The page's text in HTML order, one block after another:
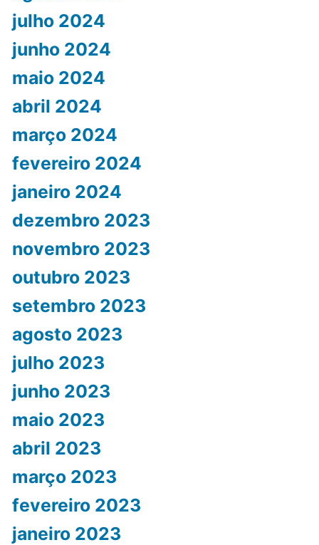
julho 2024
junho 2024
maio 2024
abril 2024
março 2024
fevereiro 2024
janeiro 2024
dezembro 2023
novembro 2023
outubro 2023
setembro 2023
agosto 2023
julho 2023
junho 2023
maio 2023
abril 2023
março 2023
fevereiro 2023
janeiro 2023